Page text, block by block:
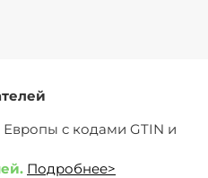
Европы c кодами GTIN и
Подробнее>